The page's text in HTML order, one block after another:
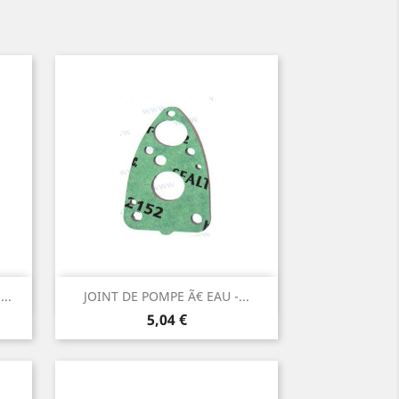
JOINT DE POMPE Ã€ EAU -...
Prix
5,04 €
Aperçu rapide